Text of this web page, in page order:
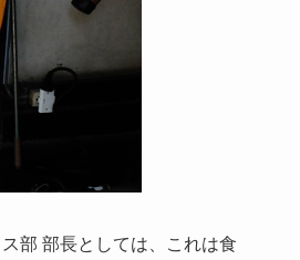
部 部長としては、これは食